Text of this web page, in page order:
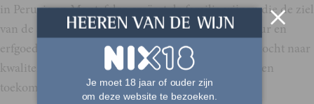
in Perugia en Montefalco creëert de familie wijnen die de ziel
van de streek weerspiegelen. Met respect voor natuur en
erfgoed, duurzame teelt en een voortdurende zoektocht naar
kwaliteit, verenigt Cantine Goretti verleden, heden en
toekomst in elke fles.Je moet 18 jaar of ouder zijn
om deze website te bezoeken.